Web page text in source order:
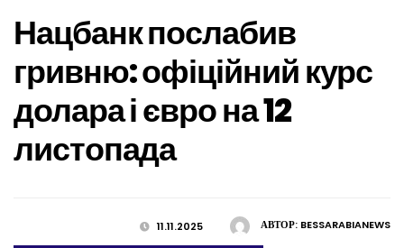
Нацбанк послабив
гривню: офіційний курс
долара і євро на 12
листопада
АВТОР: BESSARABIANEWS
11.11.2025